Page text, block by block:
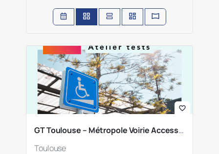
favorite_border
GT Toulouse – Métropole Voirie Accessible
Toulouse